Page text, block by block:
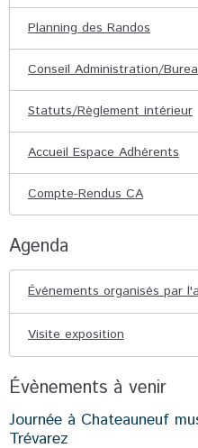
Planning des Randos
Conseil Administration/
Statuts/Règlement intérieur
Accueil Espace Adhérents
Compte-Rendus CA
Agenda
Événements organisés par
Visite exposition
Évènements à venir
Journée à Chateauneuf
Trévarez